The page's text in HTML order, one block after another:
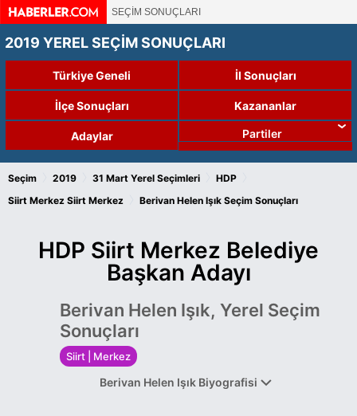
SEÇİM SONUÇLARI
2019 YEREL SEÇİM SONUÇLARI
Türkiye Geneli İl Sonuçları
İlçe Sonuçları Kazananlar
Adaylar Partiler
Seçim 2019 31 Mart Yerel Seçimleri HDP
Siirt Merkez Siirt Merkez Berivan Helen Işık Seçim Sonuçları
HDP Siirt Merkez Belediye
Başkan Adayı
Berivan Helen Işık, Yerel Seçim
Sonuçları
Siirt | Merkez
Berivan Helen Işık Biyografisi